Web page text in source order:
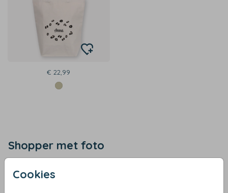
Cookies
€ 22,99
Shopper met foto
waardoor hij bestand is tegen slijtage en geschikt is voor